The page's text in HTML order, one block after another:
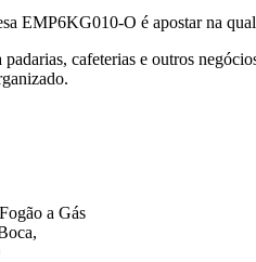
EMP6KG010-O é apostar na
cafeterias e outros
Fogão a Gás